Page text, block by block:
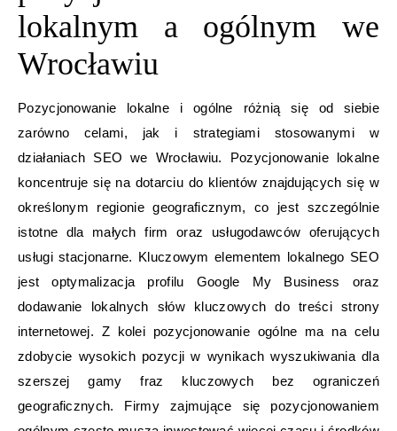
lokalnym a ogólnym we
Wrocławiu
Pozycjonowanie lokalne i ogólne różnią się od siebie
zarówno celami, jak i strategiami stosowanymi w
działaniach SEO we Wrocławiu. Pozycjonowanie lokalne
koncentruje się na dotarciu do klientów znajdujących się w
określonym regionie geograficznym, co jest szczególnie
istotne dla małych firm oraz usługodawców oferujących
usługi stacjonarne. Kluczowym elementem lokalnego SEO
jest optymalizacja profilu Google My Business oraz
dodawanie lokalnych słów kluczowych do treści strony
internetowej. Z kolei pozycjonowanie ogólne ma na celu
zdobycie wysokich pozycji w wynikach wyszukiwania dla
szerszej gamy fraz kluczowych bez ograniczeń
geograficznych. Firmy zajmujące się pozycjonowaniem